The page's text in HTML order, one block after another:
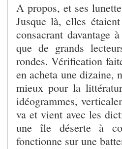
A propos, et ses
Jusque là, elles
consacrant davantage
que de grands
rondes. Vérification
en acheta une dizaine,
mieux pour la
idéogrammes,
va et vient avec les
une île déserte à
fonctionne sur une